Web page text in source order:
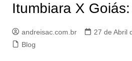
Itumbiara X
andreisac.com.br 27 de Abril
Blog